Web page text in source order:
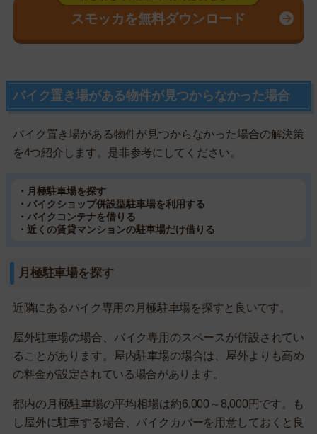
スモッカを無料ダウンロード
バイク置き場がある物件が見つからなかった場合
バイク置き場がある物件が見つからなかった場合の解決策
を4つ紹介します。是非参考にしてください。
・月極駐車場を探す
・バイクショップ併設型駐車場を利用する
・バイクコンテナを借りる
・近くの賃貸マンションの駐車場だけ借りる
月極駐車場を探す
近隣にあるバイク専用の月極駐車場を探すと良いです。
屋外駐車場の場合、バイク専用のスペースが併設されてい
ることがあります。屋内駐車場の場合は、屋外よりも高め
の料金が設定されている場合があります。
都内の月極駐車場の平均相場は約6,000～8,000円です。も
し屋外に駐車する場合、バイクカバーを用意しておくと良